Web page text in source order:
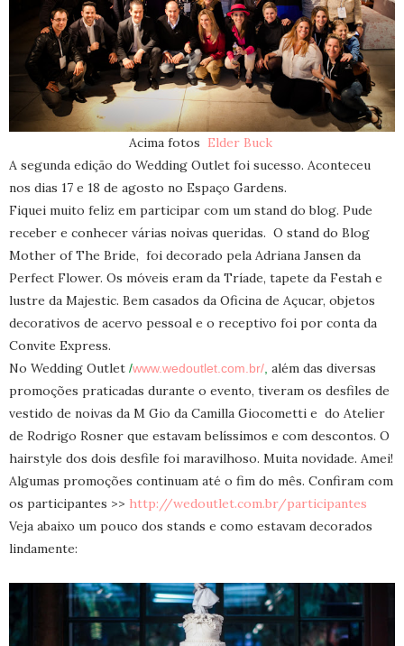
Acima fotos Elder Buck
A segunda edição do Wedding Outlet foi sucesso. Aconteceu
nos dias 17 e 18 de agosto no Espaço Gardens.
Fiquei muito feliz em participar com um stand do blog. Pude
receber e conhecer várias noivas queridas. O stand do Blog
Mother of The Bride, foi decorado pela Adriana Jansen da
Perfect Flower. Os móveis eram da Tríade, tapete da Festah e
lustre da Majestic. Bem casados da Oficina de Açucar, objetos
decorativos de acervo pessoal e o receptivo foi por conta da
Convite Express.
No Wedding Outlet /www.wedoutlet.com.br/, além das diversas
promoções praticadas durante o evento, tiveram os desfiles de
vestido de noivas da M Gio da Camilla Giocometti e do Atelier
de Rodrigo Rosner que estavam belíssimos e com descontos. O
hairstyle dos dois desfile foi maravilhoso. Muita novidade. Amei!
Algumas promoções continuam até o fim do mês. Confiram com
os participantes >> http://wedoutlet.com.br/participantes
Veja abaixo um pouco dos stands e como estavam decorados
lindamente: